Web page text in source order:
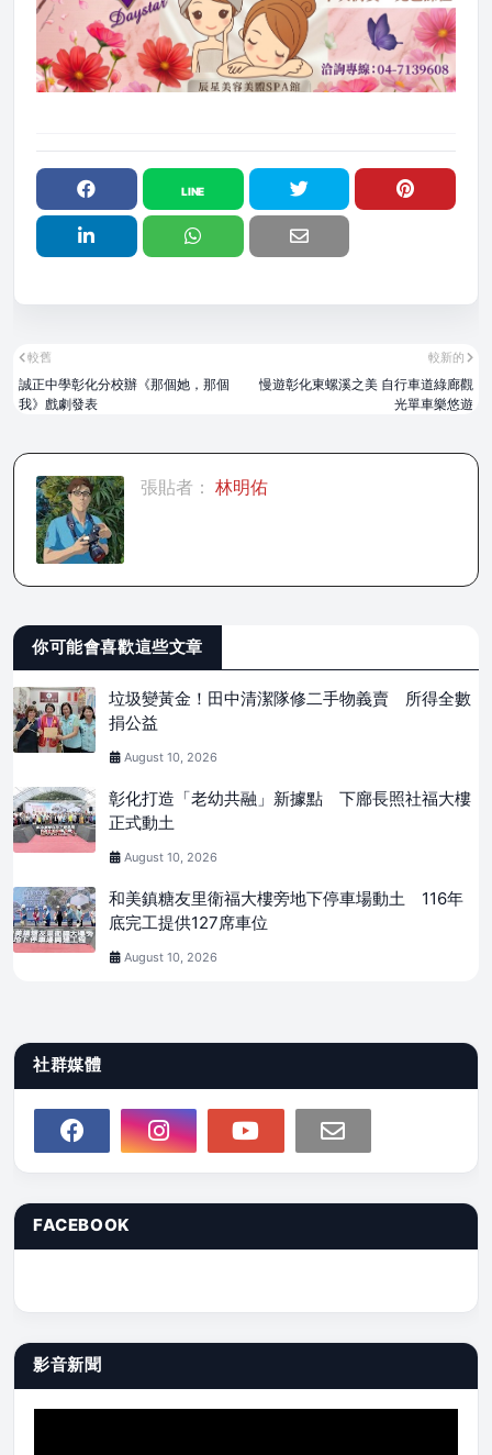
較新的
慢遊彰化東螺溪之美 自行車道綠廊觀
光單車樂悠遊
較舊
誠正中學彰化分校辦《那個她，那個
我》戲劇發表
張貼者： 林明佑
你可能會喜歡這些文章
垃圾變黃金！田中清潔隊修二手物義賣 所得全數
捐公益
August 10, 2026
彰化打造「老幼共融」新據點 下廍長照社福大樓
正式動土
August 10, 2026
和美鎮糖友里衛福大樓旁地下停車場動土 116年
底完工提供127席車位
August 10, 2026
社群媒體
FACEBOOK
影音新聞